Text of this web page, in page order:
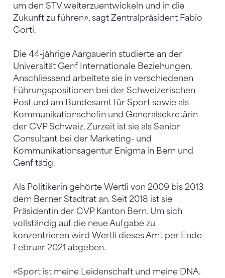
um den STV weiterzuentwickeln und in die
Zukunft zu führen», sagt Zentralpräsident Fabio
Corti.
Die 44-jährige Aargauerin studierte an der
Universität Genf Internationale Beziehungen.
Anschliessend arbeitete sie in verschiedenen
Führungspositionen bei der Schweizerischen
Post und am Bundesamt für Sport sowie als
Kommunikationschefin und Generalsekretärin
der CVP Schweiz. Zurzeit ist sie als Senior
Consultant bei der Marketing- und
Kommunikationsagentur Enigma in Bern und
Genf tätig.
Als Politikerin gehörte Wertli von 2009 bis 2013
dem Berner Stadtrat an. Seit 2018 ist sie
Präsidentin der CVP Kanton Bern. Um sich
vollständig auf die neue Aufgabe zu
konzentrieren wird Wertli dieses Amt per Ende
Februar 2021 abgeben.
«Sport ist meine Leidenschaft und meine DNA.